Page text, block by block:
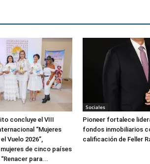
concluye el VIII
“Mujeres
Vuelo 2026”,
de cinco países
para...
Sociales
Pioneer fortalece
fondos inmobiliarios
calificación de Feller